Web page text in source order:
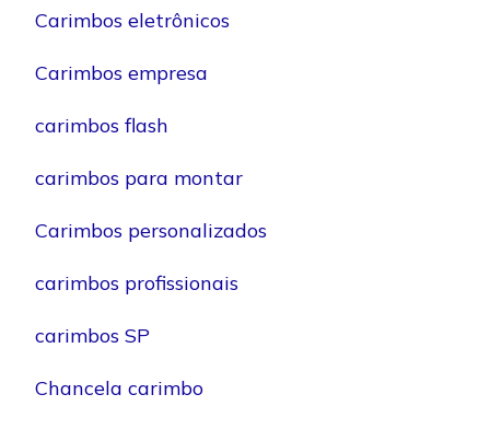
Carimbos eletrônicos
Carimbos empresa
carimbos flash
carimbos para montar
Carimbos personalizados
carimbos profissionais
carimbos SP
Chancela carimbo